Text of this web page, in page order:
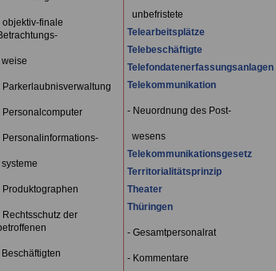
objektiv-finale
weise
Parkerlaubnisverwaltung
Personalcomputer
Personalinformations-
systeme
Produktographen
Rechtsschutz der
Beschäftigten
unbefristete
Telearbeitsplätze
Telebeschäftigte
Telefondatenerfassungsanlagen
Telekommunikation
- Neuordnung des Post-
wesens
Telekommunikationsgesetz
Territorialitätsprinzip
Theater
Thüringen
- Gesamtpersonalrat
- Kommentare